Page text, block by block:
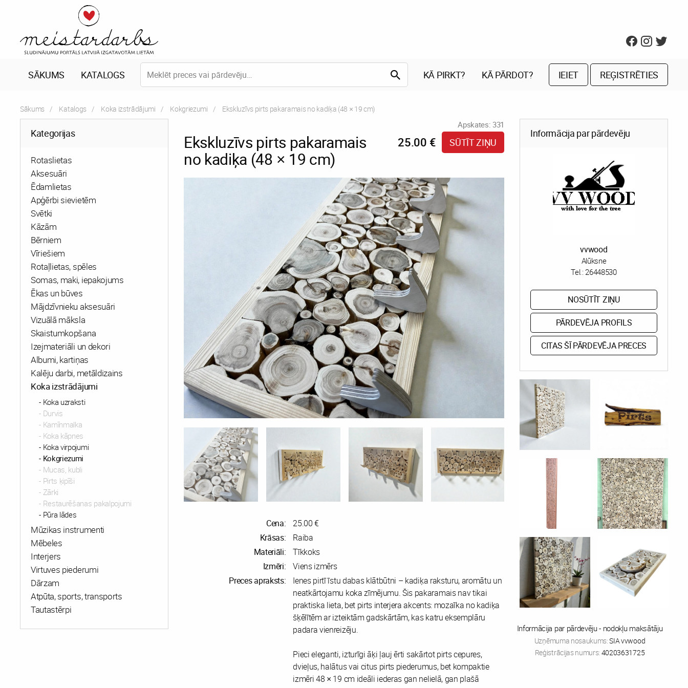
SĀKUMS KATALOGS KĀ PIRKT? KĀ PĀRDOT? IEIET REĢISTRĒTIES
Sākums Katalogs Koka izstrādājumi Kokgriezumi Current:
Ekskluzīvs pirts pakaramais no kadiķa (48 × 19 cm)
Kategorijas
Rotaslietas
Aksesuāri
Ēdamlietas
Apģērbi sievietēm
Svētki
Kāzām
Bērniem
Vīriešiem
Rotaļlietas, spēles
Somas, maki, iepakojums
Ēkas un būves
Mājdzīvnieku aksesuāri
Vizuālā māksla
Skaistumkopšana
Izejmateriāli un dekori
Albumi, kartiņas
Kalēju darbi, metāldizains
Koka izstrādājumi
Koka uzraksti
Durvis
Kamīnmalka
Koka kāpnes
Koka virpojumi
Kokgriezumi
Mucas, kubli
Pirts ķipīši
Zārki
Restaurēšanas pakalpojumi
Pūra lādes
Mūzikas instrumenti
Mēbeles
Interjers
Virtuves piederumi
Dārzam
Atpūta, sports, transports
Tautastērpi
Apskates: 331
Ekskluzīvs pirts pakaramais
no kadiķa (48 × 19 cm)
25.00 € SŪTĪT ZIŅU
Cena:
25.00 €
Krāsas:
Raiba
Materiāli:
Tīkkoks
Izmēri:
Viens izmērs
Preces apraksts:
Ienes pirtī īstu dabas klātbūtni – kadiķa raksturu, aromātu un
neatkārtojamu koka zīmējumu. Šis pakaramais nav tikai
praktiska lieta, bet pirts interjera akcents: mozaīka no kadiķa
šķēlītēm ar izteiktām gadskārtām, kas katru eksemplāru
padara vienreizēju.
Pieci eleganti, izturīgi āķi ļauj ērti sakārtot pirts cepures,
dvieļus, halātus vai citus pirts piederumus, bet kompaktie
izmēri 48 × 19 cm ideāli iederas gan nelielā, gan plašā
Informācija par pārdevēju
vvwood
Alūksne
Tel.:26448530
NOSŪTĪT ZIŅU
PĀRDEVĒJA PROFILS
CITAS ŠĪ PĀRDEVĒJA PRECES
Informācija par pārdevēju - nodokļu maksātāju
Uzņēmuma nosaukums:SIA vvwood
Reģistrācijas numurs: 40203631725